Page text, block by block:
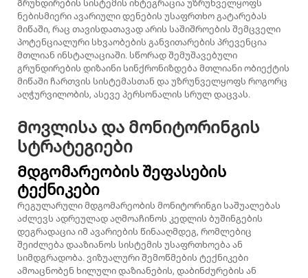
Გრუნდირების სისტემის ინტეგრაცია უზრუნველყოფს
ნებისმიერი ავარიული დენების უსაფრთხო გატარებას
მიწაში, რაც თავისდათავად არის საშიშროების შემცველი
პოტენციალური სხვაობების განვითარების პრევენცია
მთლიან ინსტალაციაში. სწორად შემუშავებული
გრუნდირების დიზაინი სინქრონიზდება მთლიანი ობიექტის
მიწაში ჩართვის სისტემასთან და უზრუნველყოფს როგორც
აღჭურვილობის, ასევე პერსონალის სრულ დაცვას.
Მოვლისა და მონიტორინგის
სტრატეგიები
Მდგომარეობის შეფასების
ტექნიკები
Რეგულარული მდგომარეობის მონიტორინგი საშუალებას
აძლევს ადრეულად აღმოაჩინოს კედლის ბუშინგების
დეგრადაცია იმ ავარიების წინააღმდეგ, რომლებიც
შეიძლება დააზიანოს სისტემის უსაფრთხოება ან
სიმდგრადობა. ვიზუალური შემოწმების ტექნიკები
ამოაცნობენ ხილული დაზიანების, დაბინძურების ან